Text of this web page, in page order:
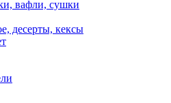
вафли, сушки
десерты, кексы